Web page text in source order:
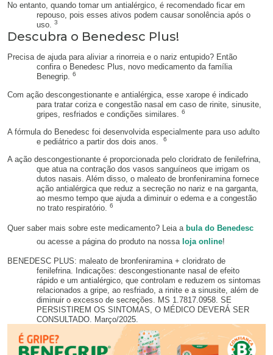
No entanto, quando tomar um antialérgico, é recomendado ficar em
repouso, pois esses ativos podem causar sonolência após o
uso. 3
Descubra o Benedesc Plus!
Precisa de ajuda para aliviar a rinorreia e o nariz entupido? Então
confira o Benedesc Plus, novo medicamento da família
Benegrip. 6
Com ação descongestionante e antialérgica, esse xarope é indicado
para tratar coriza e congestão nasal em caso de rinite, sinusite,
gripes, resfriados e condições similares.
6
A fórmula do Benedesc foi desenvolvida especialmente para uso adulto
e pediátrico a partir dos dois anos.
6
A ação descongestionante é proporcionada pelo cloridrato de fenilefrina,
que atua na contração dos vasos sanguíneos que irrigam os
dutos nasais. Além disso, o maleato de bronfeniramina fornece
ação antialérgica que reduz a secreção no nariz e na garganta,
ao mesmo tempo que ajuda a diminuir o edema e a congestão
no trato respiratório. 6
Quer saber mais sobre este medicamento? Leia a bula do Benedesc
ou acesse a página do produto na nossa loja online!
BENEDESC PLUS: maleato de bronfeniramina + cloridrato de
fenilefrina. Indicações: descongestionante nasal de efeito
rápido e um antialérgico, que controlam e reduzem os sintomas
relacionados a gripe, ao resfriado, a rinite e a sinusite, além de
diminuir o excesso de secreções. MS 1.7817.0958. SE
PERSISTIREM OS SINTOMAS, O MÉDICO DEVERÁ SER
CONSULTADO. Março/2025.